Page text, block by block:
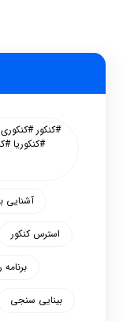
آشنایی
استرس کنکور
بینایی سنجی